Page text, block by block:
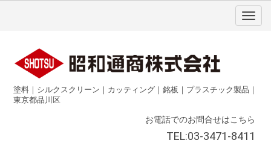
塗料｜シルクスクリーン｜カッティング｜銘板｜プラスチック製品｜
東京都品川区
お電話でのお問合せはこちら
TEL:03-3471-8411